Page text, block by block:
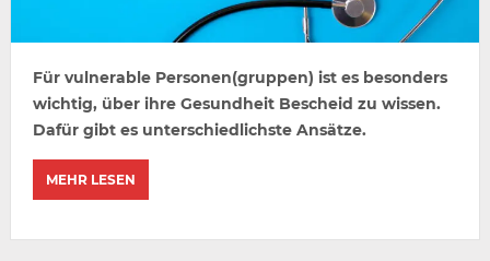
Für vulnerable Personen(gruppen) ist es besonders
wichtig, über ihre Gesundheit Bescheid zu wissen.
Dafür gibt es unterschiedlichste Ansätze.
MEHR LESEN